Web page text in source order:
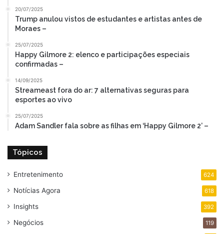
20/07/2025
Trump anulou vistos de estudantes e artistas antes de
Moraes –
25/07/2025
Happy Gilmore 2: elenco e participações especiais
confirmadas –
14/09/2025
Streameast fora do ar: 7 alternativas seguras para
esportes ao vivo
25/07/2025
Adam Sandler fala sobre as filhas em ‘Happy Gilmore 2’ –
Tópicos
Entretenimento 624
Notícias Agora 618
Insights 392
Negócios 119